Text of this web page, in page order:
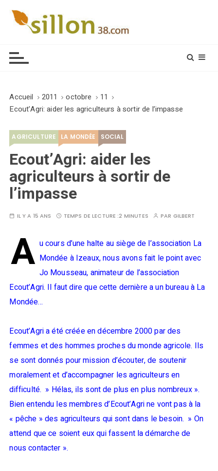
Accueil 2011 octobre
11
Ecout’Agri: aider les agriculteurs à sortir de l’impasse
AGRICULTURE LA MONDÉE SOCIAL
Ecout’Agri: aider les
agriculteurs à sortir de
l’impasse
IL Y A 15 ANS TEMPS DE LECTURE :2 MINUTES PAR GILBERT
A u cours d’une halte au siège de l’association La
Mondée à Izeaux, nous avons fait le point avec
Jo Mousseau, animateur de l’association
Ecout’Agri. Il faut dire que cette dernière a un bureau à La
Mondée…
Ecout’Agri a été créée en décembre 2000 par des
femmes et des hommes proches du monde agricole. Ils
se sont donnés pour mission d’écouter, de soutenir
moralement et d’accompagner les agriculteurs en
difficulté. » Hélas, ils sont de plus en plus nombreux ».
Bien entendu les membres d’Ecout’Agri ne vont pas à la
« pêche » des agriculteurs qui sont dans le besoin. » On
attend que ce soient eux qui fassent la démarche de
nous contacter ».